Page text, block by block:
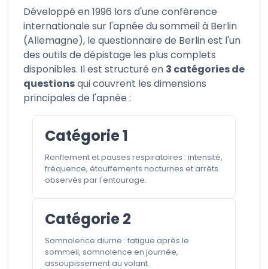
Développé en 1996 lors d'une conférence
internationale sur l'apnée du sommeil à Berlin
(Allemagne), le questionnaire de Berlin est l'un
des outils de dépistage les plus complets
disponibles. Il est structuré en 3 catégories de
questionsqui couvrent les dimensions
principales de l'apnée :
Catégorie 1
Ronflement et pauses respiratoires : intensité,
fréquence, étouffements nocturnes et arrêts
observés par l'entourage.
Catégorie 2
Somnolence diurne : fatigue après le
sommeil, somnolence en journée,
assoupissement au volant.